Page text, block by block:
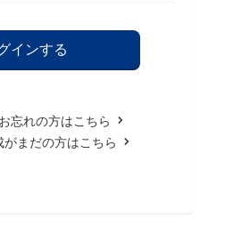
忘れの方はこちら
がまだの方はこちら